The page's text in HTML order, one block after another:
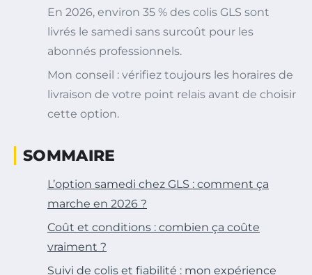
En 2026, environ 35 % des colis GLS sont
livrés le samedi sans surcoût pour les
abonnés professionnels.
Mon conseil : vérifiez toujours les horaires de
livraison de votre point relais avant de choisir
cette option.
SOMMAIRE
L’option samedi chez GLS : comment ça
marche en 2026 ?
Coût et conditions : combien ça coûte
vraiment ?
Suivi de colis et fiabilité : mon expérience